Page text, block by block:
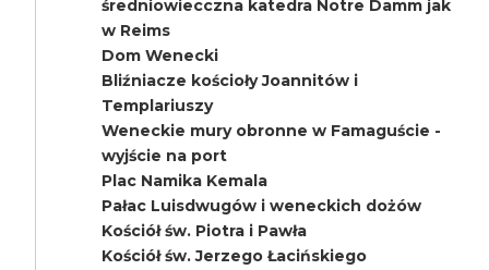
średniowiecczna katedra Notre Damm jak
w Reims
Dom Wenecki
Bliźniacze kościoły Joannitów i
Templariuszy
Weneckie mury obronne w Famaguście -
wyjście na port
Plac Namika Kemala
Pałac Luisdwugów i weneckich dożów
Kościół św. Piotra i Pawła
Kościół św. Jerzego Łacińskiego